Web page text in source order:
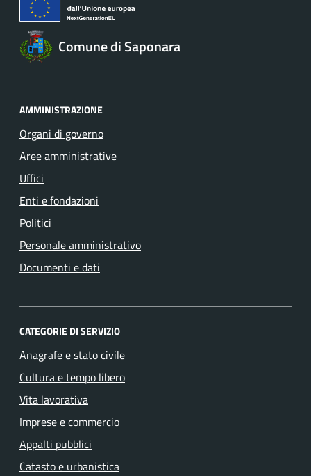
Comune di Saponara
AMMINISTRAZIONE
Organi di governo
Aree amministrative
Uffici
Enti e fondazioni
Politici
Personale amministrativo
Documenti e dati
CATEGORIE DI SERVIZIO
Anagrafe e stato civile
Cultura e tempo libero
Vita lavorativa
Imprese e commercio
Appalti pubblici
Catasto e urbanistica